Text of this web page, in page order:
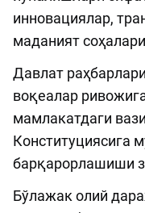
инновациялар,
маданият
Давлат
воқеалар
мамлакатдаги
Конституциясига
барқарорлашиши
Бўлажак олий